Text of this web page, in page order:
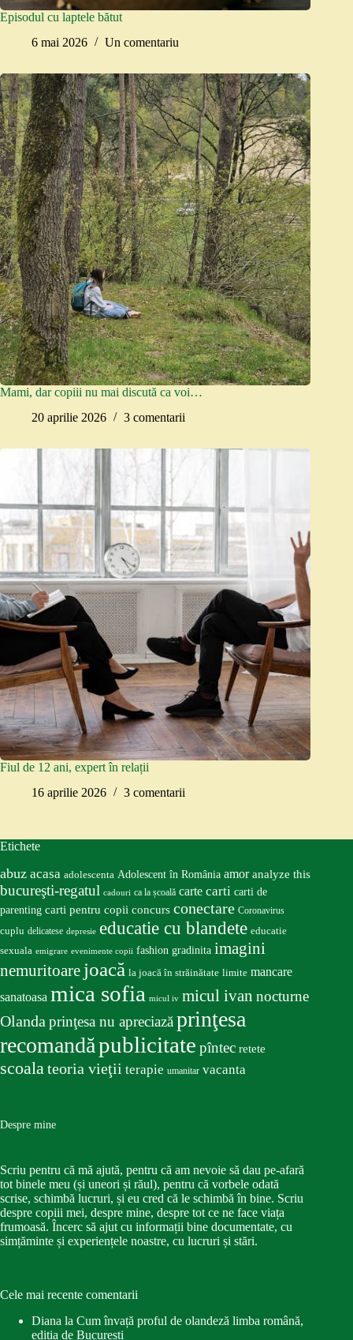
Episodul cu laptele bătut
6 mai 2026
Un comentariu
Mami, dar copiii nu mai discută ca voi…
20 aprilie 2026
3 comentarii
Fiul de 12 ani, expert în relații
16 aprilie 2026
3 comentarii
Etichete
abuz acasa adolescenta Adolescent în România amor analyze this
bucureşti-regatul cadouri ca la școală carte carti carti de
parenting carti pentru copii concurs conectare Coronavirus
cuplu delicatese depresie educatie cu blandete educatie
sexuala emigrare evenimente copii fashion gradinita imagini
nemuritoare joacă la joacă în străinătate limite mancare
sanatoasa mica sofia micul iv micul ivan nocturne
Olandaprinţesa nu apreciazăprinţesa
recomandăpublicitate pîntec retete
scoalateoria vieţii terapie umanitar vacanta
Despre mine
Scriu pentru că mă ajută, pentru că am nevoie să dau pe-afară
tot binele meu (și uneori și răul), pentru că vorbele odată
scrise, schimbă lucruri, și eu cred că le schimbă în bine. Scriu
despre copiii mei, despre mine, despre tot ce ne face viața
frumoasă. Încerc să ajut cu informații bine documentate, cu
simțăminte și experiențele noastre, cu lucruri și stări.
Cele mai recente comentarii
Diana la Cum învață proful de olandeză limba română,
ediția de București